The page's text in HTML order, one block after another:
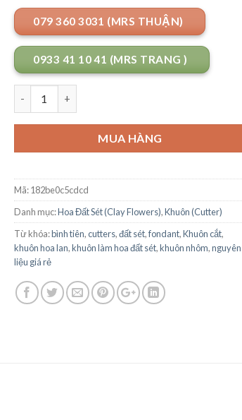
079 360 3031 (MRS THUẬN)
0933 41 10 41 (MRS TRANG )
MUA HÀNG
Mã:182be0c5cdcd
Danh mục:Hoa Đất Sét (Clay Flowers),Khuôn (Cutter)
Từ khóa:bình tiên,cutters,đất sét,fondant,Khuôn cắt,
khuôn hoa lan,khuôn làm hoa đất sét,khuôn nhôm,nguyên
liệu giá rẻ